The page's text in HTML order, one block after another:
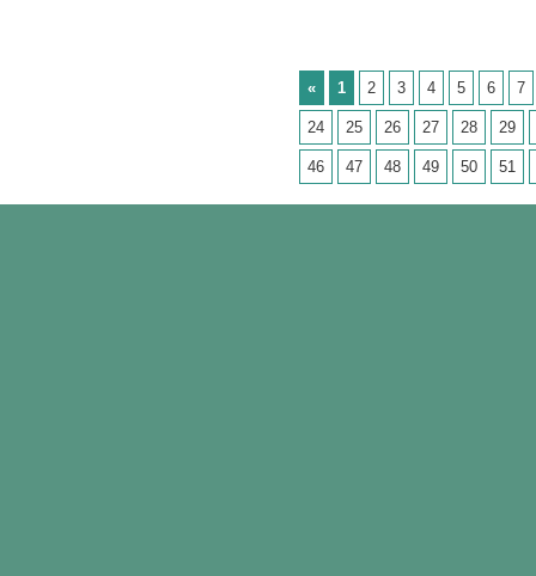
« 1 2 3 4 5 6 7
24 25 26 27 28 29
46 47 48 49 50 51